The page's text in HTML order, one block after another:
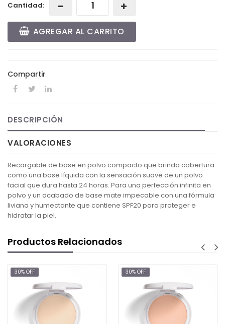
Cantidad:
AGREGAR AL CARRITO
Compartir
DESCRIPCIÓN
VALORACIONES
Recargable de base en polvo compacto que brinda cobertura
como una base líquida con la sensación suave de un polvo
facial que dura hasta 24 horas. Para una perfección infinita en
polvo y un acabado de base mate impecable con una fórmula
liviana y humectante que contiene SPF20 para proteger e
hidratar la piel.
Productos Relacionados